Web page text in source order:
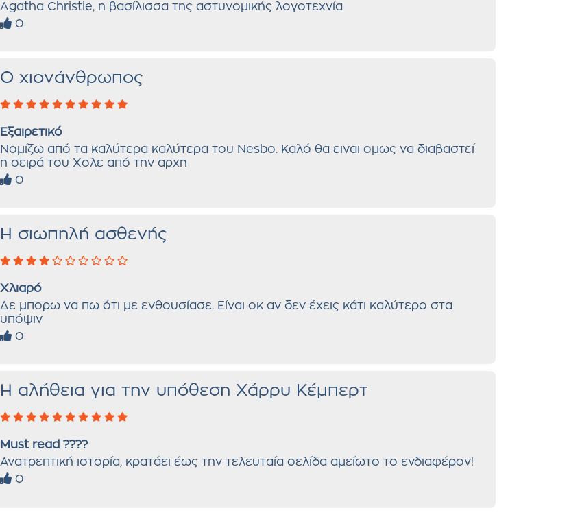
Agatha Christie, η βασίλισσα της αστυνομικής λογοτεχνία
0
Ο χιονάνθρωπος
Εξαιρετικό
Νομίζω από τα καλύτερα καλύτερα του Nesbo. Καλό θα ειναι ομως να διαβαστεί
η σειρά του Χολε από την αρχη
0
Η σιωπηλή ασθενής
Χλιαρό
Δε μπορω να πω ότι με ενθουσίασε. Είναι οκ αν δεν έχεις κάτι καλύτερο στα
υπόψιν
0
Η αλήθεια για την υπόθεση Χάρρυ Κέμπερτ
Must read ????
Ανατρεπτική ιστορία, κρατάει έως την τελευταία σελίδα αμείωτο το ενδιαφέρον!
0